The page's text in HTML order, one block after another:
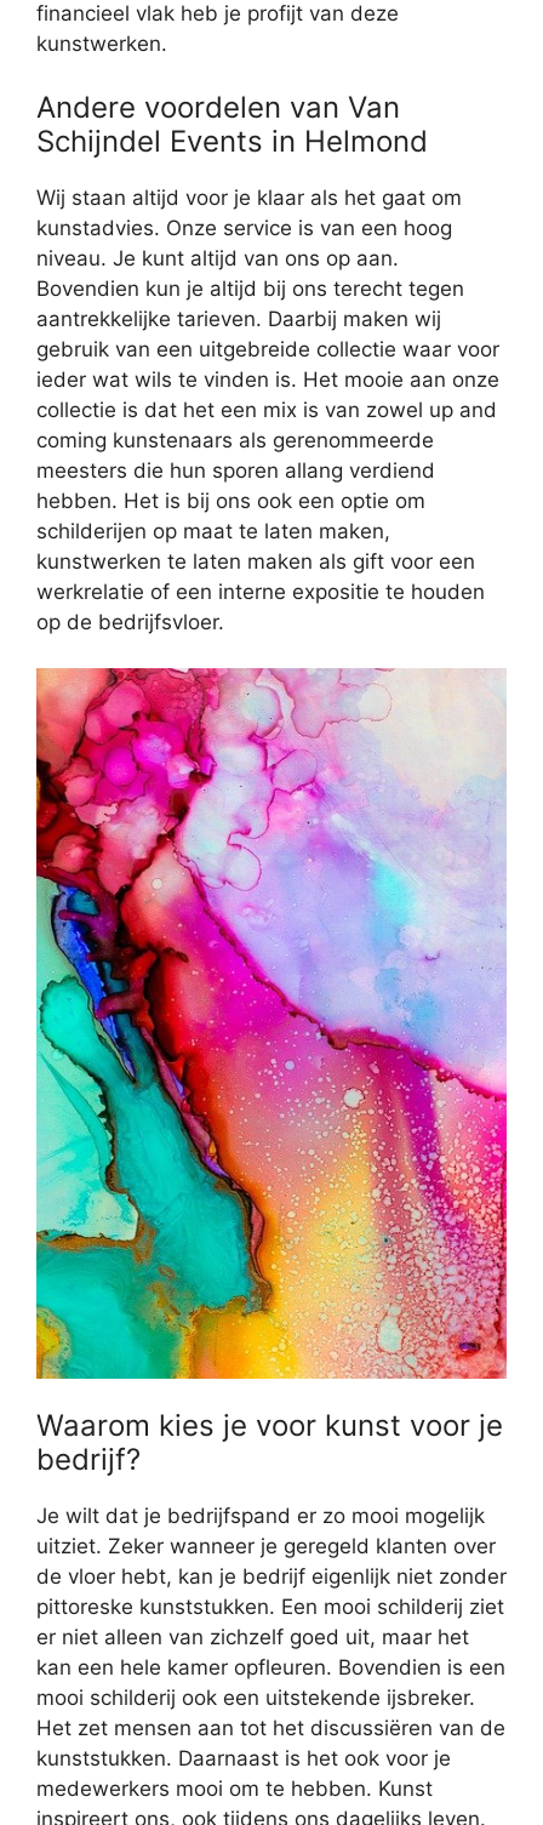
financieel vlak heb je profijt van deze
kunstwerken.
Andere voordelen van Van
Schijndel Events in Helmond
Wij staan altijd voor je klaar als het gaat om
kunstadvies. Onze service is van een hoog
niveau. Je kunt altijd van ons op aan.
Bovendien kun je altijd bij ons terecht tegen
aantrekkelijke tarieven. Daarbij maken wij
gebruik van een uitgebreide collectie waar voor
ieder wat wils te vinden is. Het mooie aan onze
collectie is dat het een mix is van zowel up and
coming kunstenaars als gerenommeerde
meesters die hun sporen allang verdiend
hebben. Het is bij ons ook een optie om
schilderijen op maat te laten maken,
kunstwerken te laten maken als gift voor een
werkrelatie of een interne expositie te houden
op de bedrijfsvloer.
Waarom kies je voor kunst voor je
bedrijf?
Je wilt dat je bedrijfspand er zo mooi mogelijk
uitziet. Zeker wanneer je geregeld klanten over
de vloer hebt, kan je bedrijf eigenlijk niet zonder
pittoreske kunststukken. Een mooi schilderij ziet
er niet alleen van zichzelf goed uit, maar het
kan een hele kamer opfleuren. Bovendien is een
mooi schilderij ook een uitstekende ijsbreker.
Het zet mensen aan tot het discussiëren van de
kunststukken. Daarnaast is het ook voor je
medewerkers mooi om te hebben. Kunst
inspireert ons, ook tijdens ons dagelijks leven.